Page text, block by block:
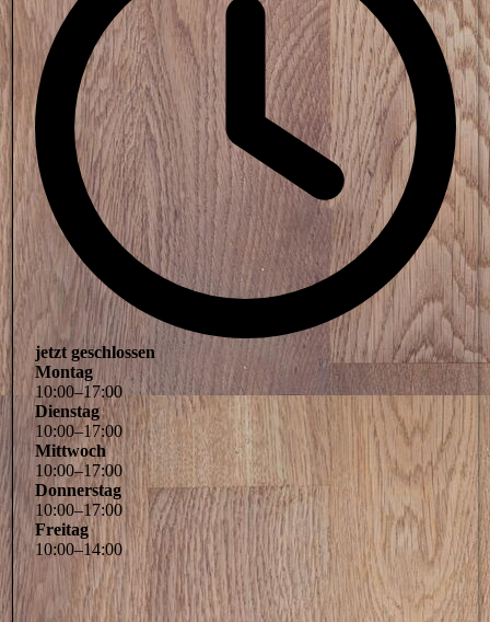
jetzt geschlossen
Montag
10:00–17:00
Dienstag
10:00–17:00
Mittwoch
10:00–17:00
Donnerstag
10:00–17:00
Freitag
10:00–14:00